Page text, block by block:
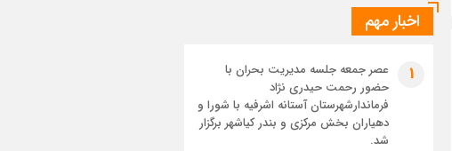
4 هفته قبل
تشییع پیکر مطهر رهبر شهید انقلاب در مسجد
4 هفته قبل
قم، یکپارچه در سوگ و حماسه؛ بدرقه باشکوه
امام مجاهد
اخبار مهم
1
عصر جمعه جلسه مدیریت بحران با
حضور رحمت حیدری نژاد
فرماندارشهرستان آستانه اشرفیه با شورا و
دهیاران بخش مرکزی و بندر کیاشهر برگزار
شد.